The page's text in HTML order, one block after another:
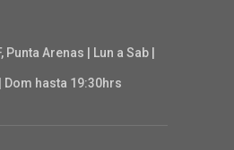
Punta Arenas | Lun a Sab |
Dom hasta 19:30hrs